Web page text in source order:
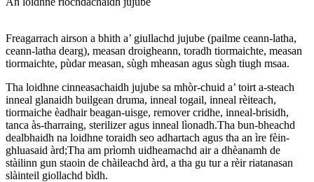
Freagarrach airson a bhith a’ giullachd jujube (pailme ceann-latha,
ceann-latha dearg), measan droigheann, toradh tiormaichte, measan
tiormaichte, pùdar measan, sùgh mheasan agus sùgh tiugh msaa.
Tha loidhne cinneasachaidh jujube sa mhòr-chuid a’ toirt a-steach
inneal glanaidh builgean druma, inneal togail, inneal rèiteach,
tiormaiche èadhair beagan-uisge, remover cridhe, inneal-brisidh,
tanca às-tharraing, sterilizer agus inneal lìonadh.Tha bun-bheachd
dealbhaidh na loidhne toraidh seo adhartach agus tha an ìre fèin-
ghluasaid àrd;Tha am prìomh uidheamachd air a dhèanamh de
stàilinn gun staoin de chàileachd àrd, a tha gu tur a rèir riatanasan
slàinteil giollachd bìdh.